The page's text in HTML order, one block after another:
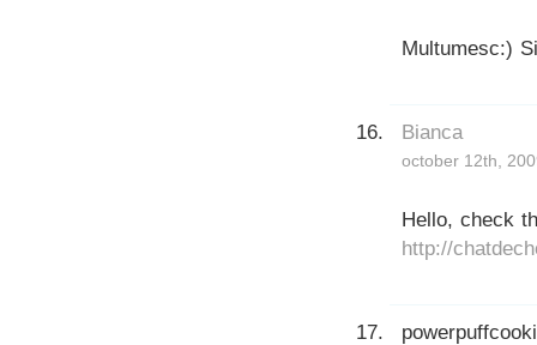
Multumesc:)
Bianca
october 12th,
Hello, check
http://